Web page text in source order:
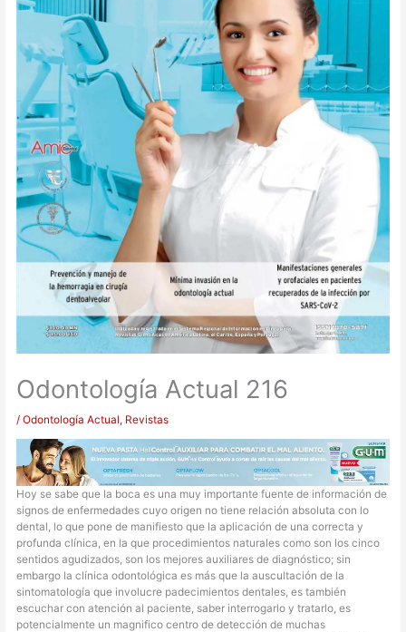
Odontología Actual 216
/Odontología Actual, Revistas
Hoy se sabe que la boca es una muy importante fuente de información de
signos de enfermedades cuyo origen no tiene relación absoluta con lo
dental, lo que pone de manifiesto que la aplicación de una correcta y
profunda clínica, en la que procedimientos naturales como son los cinco
sentidos agudizados, son los mejores auxiliares de diagnóstico; sin
embargo la clínica odontológica es más que la auscultación de la
sintomatología que involucre padecimientos dentales, es también
escuchar con atención al paciente, saber interrogarlo y tratarlo, es
potencialmente un magnifico centro de detección de muchas